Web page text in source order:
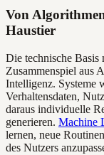
Von
Haustier
Die technische Basis
Zusammenspiel aus
Intelligenz. Systeme
Verhaltensdaten,
daraus individuelle
generieren. Machine
lernen, neue
des Nutzers